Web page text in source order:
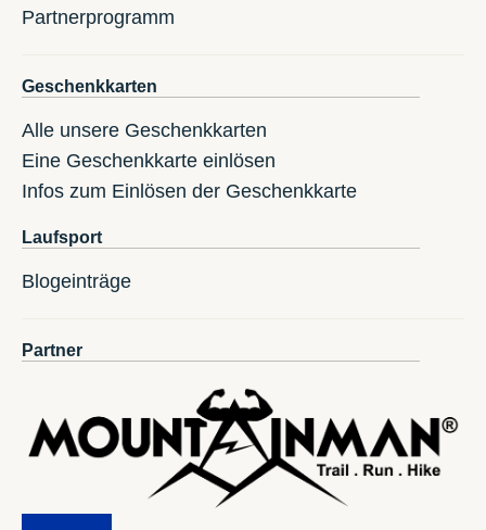
Partnerprogramm
Geschenkkarten
Alle unsere Geschenkkarten
Eine Geschenkkarte einlösen
Infos zum Einlösen der Geschenkkarte
Laufsport
Blogeinträge
Partner